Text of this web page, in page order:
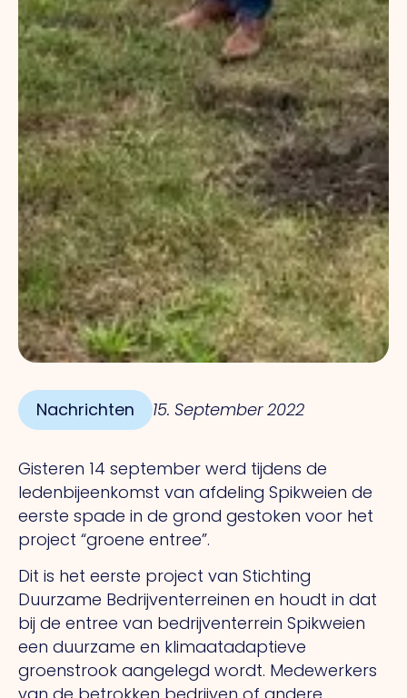
Nachrichten 15. September 2022
Gisteren 14 september werd tijdens de
ledenbijeenkomst van afdeling Spikweien de
eerste spade in de grond gestoken voor het
project “groene entree”.
Dit is het eerste project van Stichting
Duurzame Bedrijventerreinen en houdt in dat
bij de entree van bedrijventerrein Spikweien
een duurzame en klimaatadaptieve
groenstrook aangelegd wordt. Medewerkers